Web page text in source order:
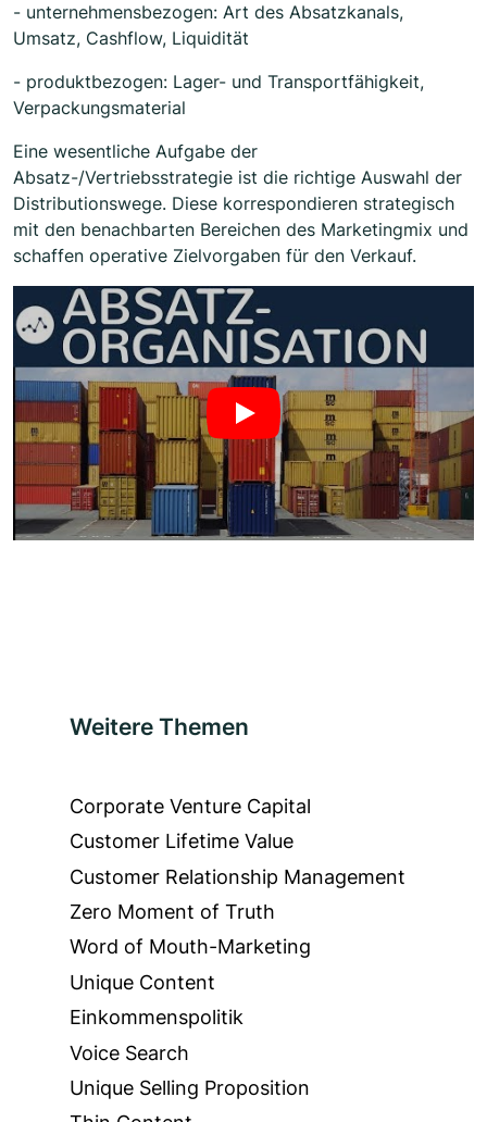
- unternehmensbezogen: Art des Absatzkanals,
Umsatz, Cashflow, Liquidität
- produktbezogen: Lager- und Transportfähigkeit,
Verpackungsmaterial
Eine wesentliche Aufgabe der
Absatz-/Vertriebsstrategie ist die richtige Auswahl der
Distributionswege. Diese korrespondieren strategisch
mit den benachbarten Bereichen des Marketingmix und
schaffen operative Zielvorgaben für den Verkauf.
Weitere Themen
Corporate Venture Capital
Customer Lifetime Value
Customer Relationship Management
Zero Moment of Truth
Word of Mouth-Marketing
Unique Content
Einkommenspolitik
Voice Search
Unique Selling Proposition